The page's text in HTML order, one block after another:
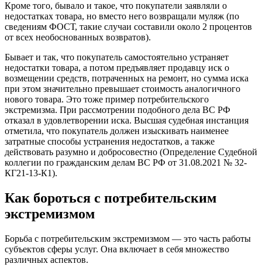
Кроме того, бывало и такое, что покупатели заявляли о
недостатках товара, но вместо него возвращали муляж (по
сведениям ФОСТ, такие случаи составили около 2 процентов
от всех необоснованных возвратов).
Бывает и так, что покупатель самостоятельно устраняет
недостатки товара, а потом предъявляет продавцу иск о
возмещении средств, потраченных на ремонт, но сумма иска
при этом значительно превышает стоимость аналогичного
нового товара. Это тоже пример потребительского
экстремизма. При рассмотрении подобного дела ВС РФ
отказал в удовлетворении иска. Высшая судебная инстанция
отметила, что покупатель должен изыскивать наименее
затратные способы устранения недостатков, а также
действовать разумно и добросовестно (Определение Судебной
коллегии по гражданским делам ВС РФ от 31.08.2021 № 32-
КГ21-13-К1).
Как бороться с потребительским
экстремизмом
Борьба с потребительским экстремизмом — это часть работы
субъектов сферы услуг. Она включает в себя множество
различных аспектов.